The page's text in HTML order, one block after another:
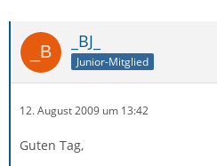
_BJ_
Junior-Mitglied
12. August 2009 um 13:42
Guten Tag,